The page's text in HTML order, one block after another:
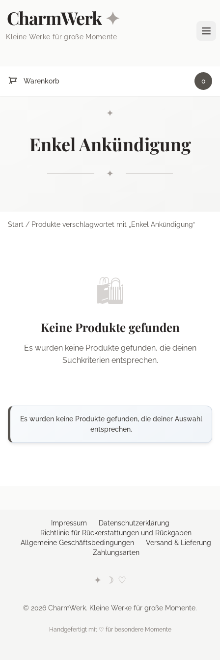
Skip to content
CharmWerk✦
Kleine Werke für große Momente
Warenkorb 0
✦
Enkel Ankündigung
✦
Start / Produkte verschlagwortet mit „Enkel Ankündigung“
🛍️
Keine Produkte gefunden
Es wurden keine Produkte gefunden, die deinen
Suchkriterien entsprechen.
Es wurden keine Produkte gefunden, die deiner Auswahl
entsprechen.
Impressum
Datenschutzerklärung
Richtlinie für Rückerstattungen und Rückgaben
Allgemeine Geschäftsbedingungen
Versand & Lieferung
Zahlungsarten
✦ ☽ ♡
© 2026 CharmWerk. Kleine Werke für große Momente.
Handgefertigt mit ♡ für besondere Momente